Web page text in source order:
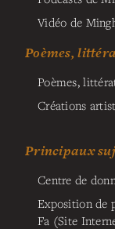
Vidéo de
Poèmes,
Poèmes,
Créations
Principaux
Centre de
Exposition de
Fa (Site